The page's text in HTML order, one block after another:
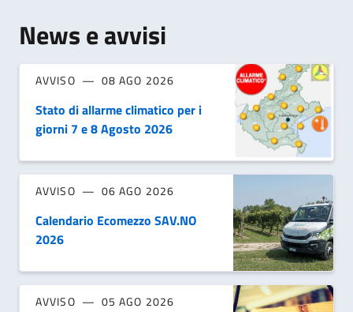
News e avvisi
AVVISO 08 AGO 2026
Stato di allarme climatico per i
giorni 7 e 8 Agosto 2026
AVVISO 06 AGO 2026
Calendario Ecomezzo SAV.NO
2026
AVVISO 05 AGO 2026